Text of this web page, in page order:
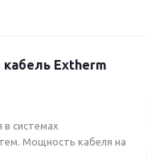
Extherm
системах
Мощность кабеля на